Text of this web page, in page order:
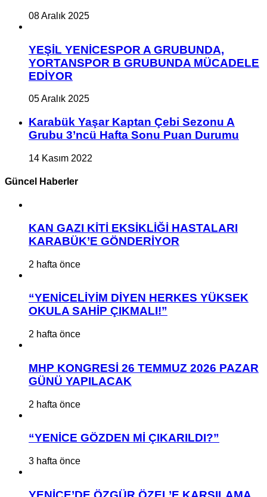
08 Aralık 2025
YEŞİL YENİCESPOR A GRUBUNDA,
YORTANSPOR B GRUBUNDA MÜCADELE
EDİYOR
05 Aralık 2025
Karabük Yaşar Kaptan Çebi Sezonu A
Grubu 3’ncü Hafta Sonu Puan Durumu
14 Kasım 2022
Güncel Haberler
KAN GAZI KİTİ EKSİKLİĞİ HASTALARI
KARABÜK’E GÖNDERİYOR
2 hafta önce
“YENİCELİYİM DİYEN HERKES YÜKSEK
OKULA SAHİP ÇIKMALI!”
2 hafta önce
MHP KONGRESİ 26 TEMMUZ 2026 PAZAR
GÜNÜ YAPILACAK
2 hafta önce
“YENİCE GÖZDEN Mİ ÇIKARILDI?”
3 hafta önce